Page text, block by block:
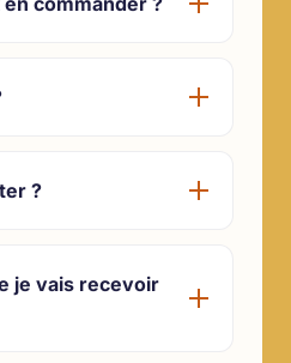
?
je vais recevoir